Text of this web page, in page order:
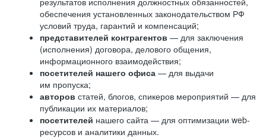
обеспечения установленных законодательством РФ
условий труда, гарантий и компенсаций;
представителей контрагентов — для заключения
(исполнения) договора, делового общения,
информационного взаимодействия;
посетителей нашего офиса — для выдачи
им пропуска;
авторов статей, блогов, спикеров мероприятий — для
публикации их материалов;
посетителей нашего сайта — для оптимизации web-
ресурсов и аналитики данных.